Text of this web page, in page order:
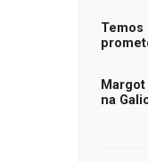
Temos
na